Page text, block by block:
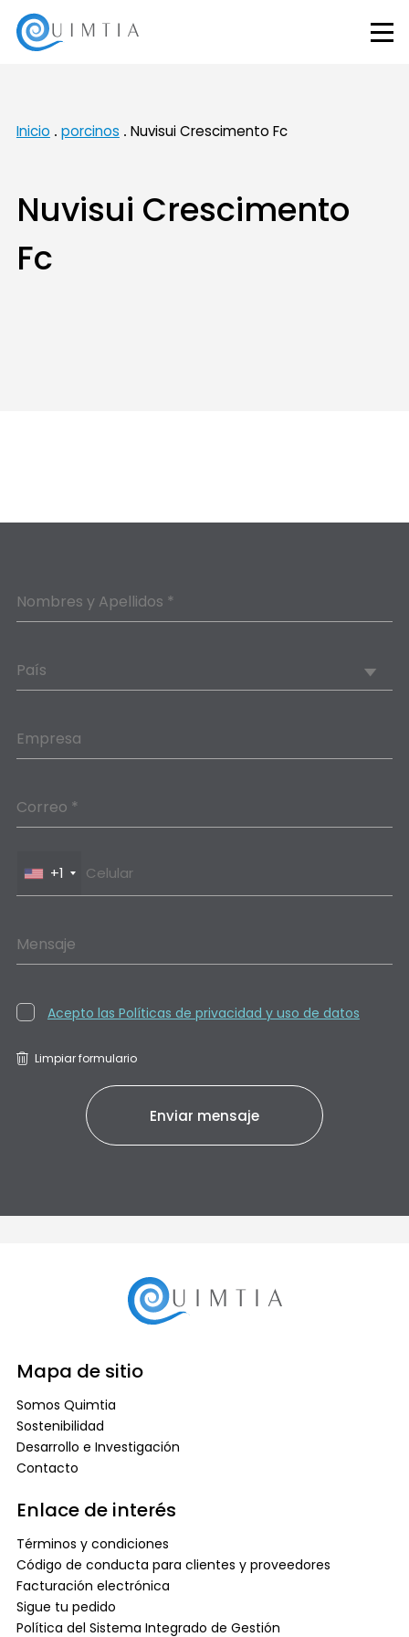
Inicio porcinos Nuvisui Crescimento Fc
Nuvisui Crescimento
Fc
Nombres y Apellidos *
País
Empresa
Correo *
+1
Mensaje
Acepto las Políticas de privacidad y uso de datos
Limpiar formulario
Mapa de sitio
Somos Quimtia
Sostenibilidad
Desarrollo e Investigación
Contacto
Enlace de interés
Términos y condiciones
Código de conducta para clientes y proveedores
Facturación electrónica
Sigue tu pedido
Política del Sistema Integrado de Gestión